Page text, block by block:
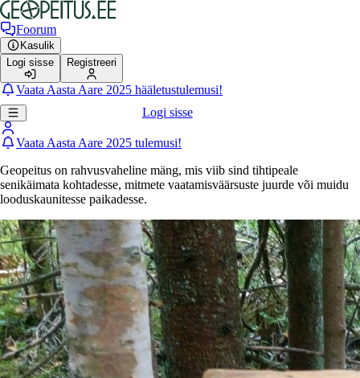
Foorum
Kasulik
Logi sisse
Registreeri
Vaata Aasta Aare 2025 hääletustulemusi!
Logi sisse
Vaata Aasta Aare 2025 tulemusi!
Geopeitus on rahvusvaheline mäng, mis viib sind tihtipeale
senikäimata kohtadesse, mitmete vaatamisväärsuste juurde või muidu
looduskaunitesse paikadesse.